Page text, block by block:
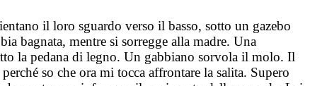
il loro sguardo verso il basso, sotto un gazebo
bagnata, mentre si sorregge alla madre. Una
la pedana di legno. Un gabbiano sorvola il molo. Il
so che ora mi tocca affrontare la salita. Supero